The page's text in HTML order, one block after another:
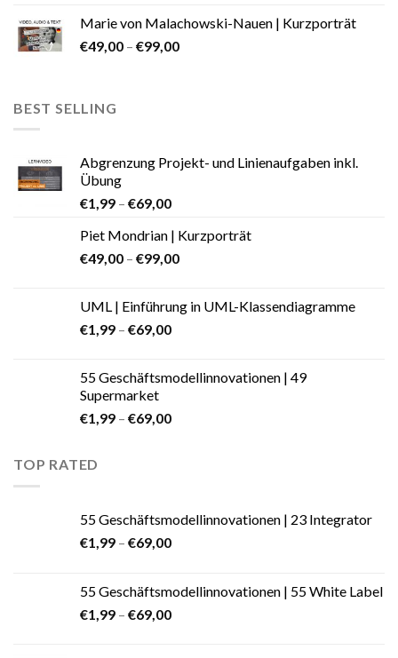
Marie von Malachowski-Nauen | Kurzporträt
€49,00 – €99,00
BEST SELLING
Abgrenzung Projekt- und Linienaufgaben inkl.
Übung
€1,99 – €69,00
Piet Mondrian | Kurzporträt
€49,00 – €99,00
UML | Einführung in UML-Klassendiagramme
€1,99 – €69,00
55 Geschäftsmodellinnovationen | 49
Supermarket
€1,99 – €69,00
TOP RATED
55 Geschäftsmodellinnovationen | 23 Integrator
€1,99 – €69,00
55 Geschäftsmodellinnovationen | 55 White Label
€1,99 – €69,00